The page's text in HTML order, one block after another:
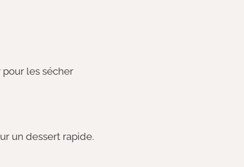
pour les sécher
un dessert rapide.